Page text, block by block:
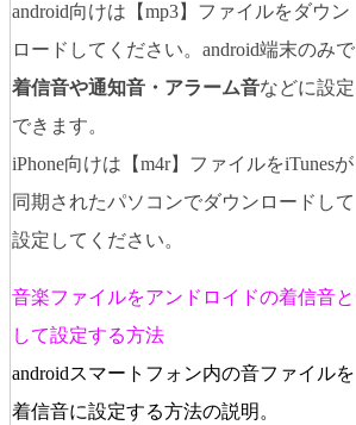
android向けは【mp3】ファイルをダウン
ロードしてください。android端末のみで
着信音や通知音・アラーム音などに設定
できます。
iPhone向けは【m4r】ファイルをiTunesが
同期されたパソコンでダウンロードして
設定してください。
音楽ファイルをアンドロイドの着信音と
して設定する方法
androidスマートフォン内の音ファイルを
着信音に設定する方法の説明。